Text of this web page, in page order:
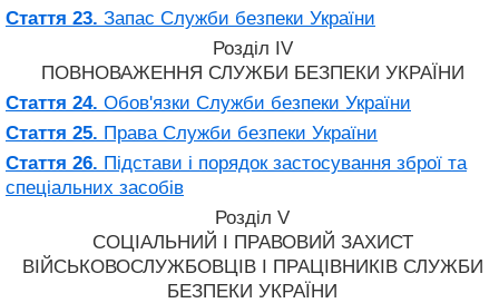
Стаття 23. Запас Служби безпеки України
Розділ IV
ПОВНОВАЖЕННЯ СЛУЖБИ БЕЗПЕКИ УКРАЇНИ
Стаття 24. Обов'язки Служби безпеки України
Стаття 25. Права Служби безпеки України
Стаття 26. Підстави і порядок застосування зброї та
спеціальних засобів
Розділ V
СОЦІАЛЬНИЙ І ПРАВОВИЙ ЗАХИСТ
ВІЙСЬКОВОСЛУЖБОВЦІВ І ПРАЦІВНИКІВ СЛУЖБИ
БЕЗПЕКИ УКРАЇНИ